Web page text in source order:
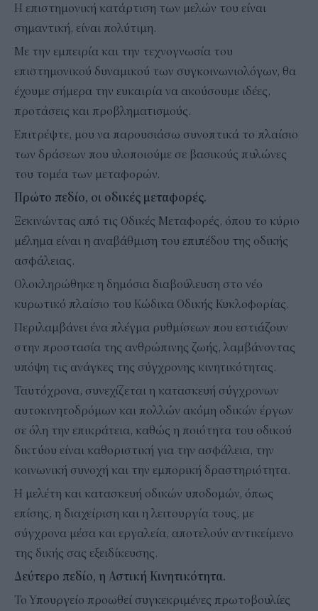
Η επιστημονική κατάρτιση των μελών του είναι
σημαντική, είναι πολύτιμη.
Με την εμπειρία και την τεχνογνωσία του
επιστημονικού δυναμικού των συγκοινωνιολόγων, θα
έχουμε σήμερα την ευκαιρία να ακούσουμε ιδέες,
προτάσεις και προβληματισμούς.
Επιτρέψτε, μου να παρουσιάσω συνοπτικά το πλαίσιο
των δράσεων που υλοποιούμε σε βασικούς πυλώνες
του τομέα των μεταφορών.
Πρώτο πεδίο, οι οδικές μεταφορές.
Ξεκινώντας από τις Οδικές Μεταφορές, όπου το κύριο
μέλημα είναι η αναβάθμιση του επιπέδου της οδικής
ασφάλειας.
Ολοκληρώθηκε η δημόσια διαβούλευση στο νέο
κυρωτικό πλαίσιο του Κώδικα Οδικής Κυκλοφορίας.
Περιλαμβάνει ένα πλέγμα ρυθμίσεων που εστιάζουν
στην προστασία της ανθρώπινης ζωής, λαμβάνοντας
υπόψη τις ανάγκες της σύγχρονης κινητικότητας.
Ταυτόχρονα, συνεχίζεται η κατασκευή σύγχρονων
αυτοκινητοδρόμων και πολλών ακόμη οδικών έργων
σε όλη την επικράτεια, καθώς η ποιότητα του οδικού
δικτύου είναι καθοριστική για την ασφάλεια, την
κοινωνική συνοχή και την εμπορική δραστηριότητα.
Η μελέτη και κατασκευή οδικών υποδομών, όπως
επίσης, η διαχείριση και η λειτουργία τους, με
σύγχρονα μέσα και εργαλεία, αποτελούν αντικείμενο
της δικής σας εξειδίκευσης.
Δεύτερο πεδίο, η Αστική Κινητικότητα.
Το Υπουργείο προωθεί συγκεκριμένες πρωτοβουλίες